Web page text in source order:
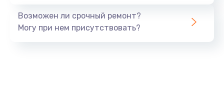
Заказать
Возможен ли срочный ремонт?
Могу при нем присутствовать?